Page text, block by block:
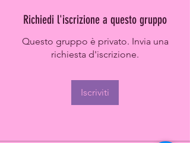
Richiedi l'iscrizione a questo gruppo
Questo gruppo è privato. Invia una
richiesta d'iscrizione.
Iscriviti